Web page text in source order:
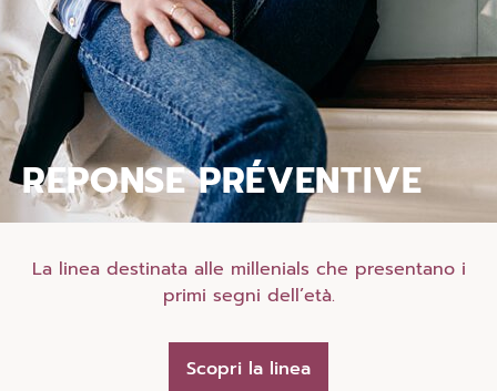
REPONSE PRÉVENTIVE
La linea destinata alle millenials che presentano i
primi segni dell’età.
Scopri la linea